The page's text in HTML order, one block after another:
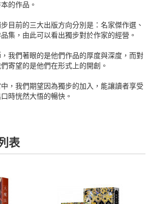
的作品。
目前的三大出版方向分別是：名家傑作選、
集，由此可以看出獨步對於作家的經營。
我們著眼的是他們作品的厚度與深度，而對
寄望的是他們在形式上的開創。
，我們期望因為獨步的加入，能讓讀者享受
時恍然大悟的暢快。
表